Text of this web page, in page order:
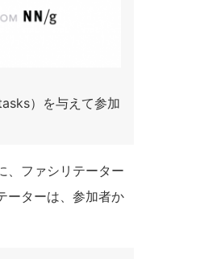
）を与えて参加
、ファシリテーター
ーターは、参加者か